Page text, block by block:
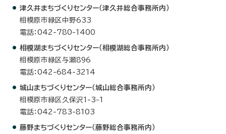
津久井まちづくりセンター（津久井総合事務所内）
相模原市緑区中野633
電話：042-780-1400
相模湖まちづくりセンター（相模湖総合事務所内）
相模原市緑区与瀬896
電話：042-684-3214
城山まちづくりセンター（城山総合事務所内）
相模原市緑区久保沢1-3-1
電話：042-783-8103
藤野まちづくりセンター（藤野総合事務所内）